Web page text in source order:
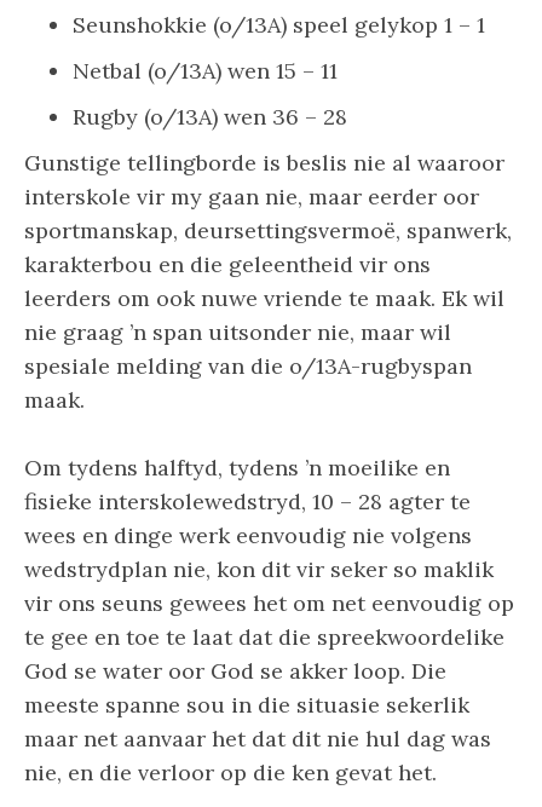
Seunshokkie (o/13A) speel gelykop 1 – 1
Netbal (o/13A) wen 15 – 11
Rugby (o/13A) wen 36 – 28
Gunstige tellingborde is beslis nie al waaroor
interskole vir my gaan nie, maar eerder oor
sportmanskap, deursettingsvermoë, spanwerk,
karakterbou en die geleentheid vir ons
leerders om ook nuwe vriende te maak. Ek wil
nie graag ’n span uitsonder nie, maar wil
spesiale melding van die o/13A-rugbyspan
maak.
Om tydens halftyd, tydens ’n moeilike en
fisieke interskolewedstryd, 10 – 28 agter te
wees en dinge werk eenvoudig nie volgens
wedstrydplan nie, kon dit vir seker so maklik
vir ons seuns gewees het om net eenvoudig op
te gee en toe te laat dat die spreekwoordelike
God se water oor God se akker loop. Die
meeste spanne sou in die situasie sekerlik
maar net aanvaar het dat dit nie hul dag was
nie, en die verloor op die ken gevat het.